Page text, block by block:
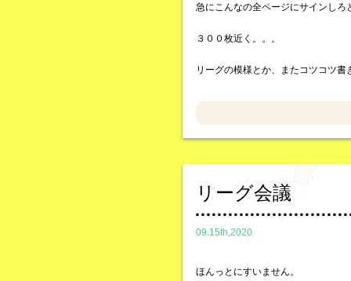
急にこんなの全ページにサインしろ
３００枚近く。。。
リーグの模様とか、またコツコツ書
リーグ会議
09.15th,2020
ほんっとにすいません。